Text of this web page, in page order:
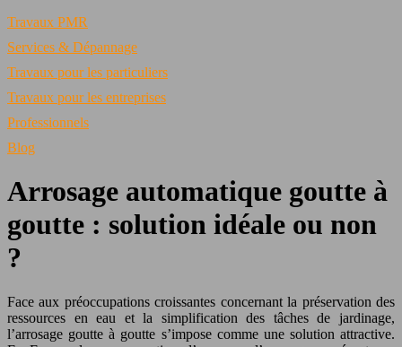
Travaux PMR
Services & Dépannage
Travaux pour les particuliers
Travaux pour les entreprises
Professionnels
Blog
Arrosage automatique goutte à
goutte : solution idéale ou non
?
Face aux préoccupations croissantes concernant la préservation des
ressources en eau et la simplification des tâches de jardinage,
l’arrosage goutte à goutte s’impose comme une solution attractive.